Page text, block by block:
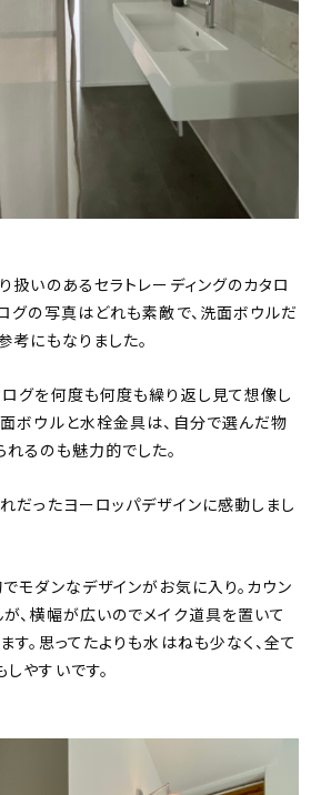
扱いのあるセラトレーディングのカタロ
グの写真はどれも素敵で、洗面ボウルだ
考にもなりました。
グを何度も何度も繰り返し見て想像し
ボウルと水栓金具は、自分で選んだ物
るのも魅力的でした。
だったヨーロッパデザインに感動しまし
モダンなデザインがお気に入り。カウン
、横幅が広いのでメイク道具を置いて
す。思ってたよりも水はねも少なく、全て
やすいです。